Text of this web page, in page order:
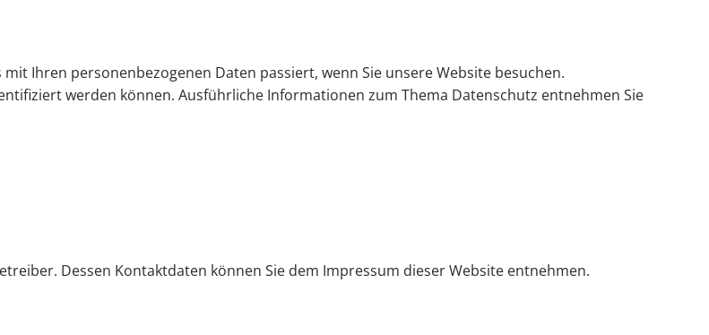
Ihren personenbezogenen Daten passiert, wenn Sie unsere Website besuchen.
werden können. Ausführliche Informationen zum Thema Datenschutz entnehmen Sie
Dessen Kontaktdaten können Sie dem Impressum dieser Website entnehmen.